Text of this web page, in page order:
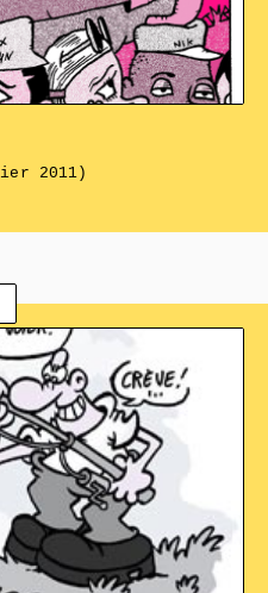
2011)